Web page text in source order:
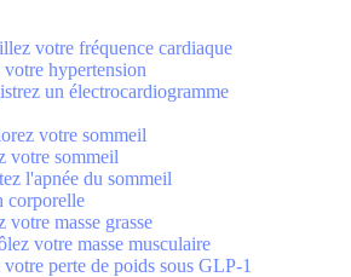
votre fréquence cardiaque
votre hypertension
un électrocardiogramme
votre sommeil
votre sommeil
l'apnée du sommeil
corporelle
votre masse grasse
votre masse musculaire
votre perte de poids sous GLP-1